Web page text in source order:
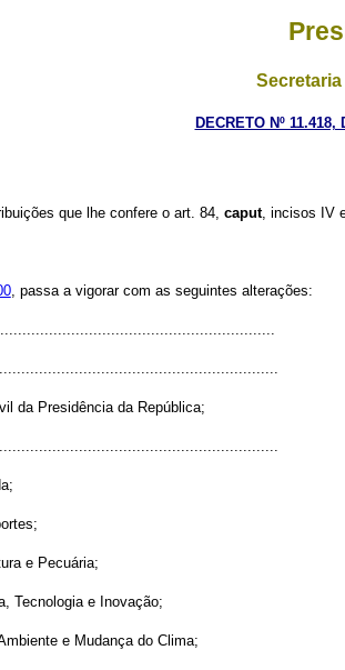
DECRETO Nº
que lhe confere o art. 84, caput, incisos IV
, passa a vigorar com as seguintes alterações:
da Presidência da República;
e Pecuária;
Tecnologia e Inovação;
e Mudança do Clima;